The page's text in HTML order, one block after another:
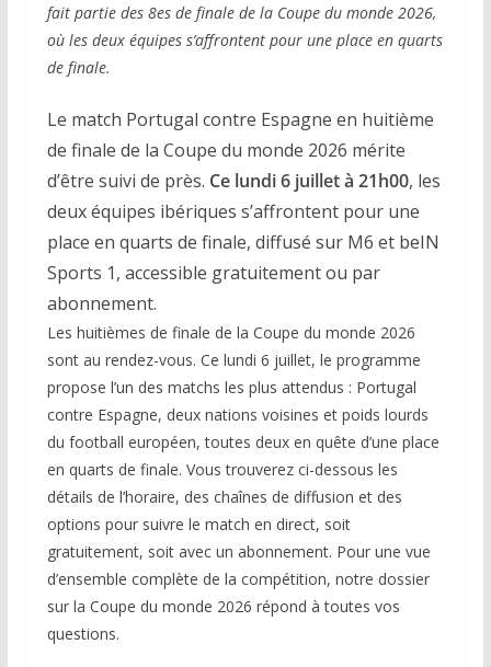
fait partie des 8es de finale de la Coupe du monde 2026,
où les deux équipes s’affrontent pour une place en quarts
de finale.
Le match Portugal contre Espagne en huitième
de finale de la Coupe du monde 2026 mérite
d’être suivi de près. Ce lundi 6 juillet à 21h00, les
deux équipes ibériques s’affrontent pour une
place en quarts de finale, diffusé sur M6 et beIN
Sports 1, accessible gratuitement ou par
abonnement.
Les huitièmes de finale de la Coupe du monde 2026
sont au rendez-vous. Ce lundi 6 juillet, le programme
propose l’un des matchs les plus attendus : Portugal
contre Espagne, deux nations voisines et poids lourds
du football européen, toutes deux en quête d’une place
en quarts de finale. Vous trouverez ci-dessous les
détails de l’horaire, des chaînes de diffusion et des
options pour suivre le match en direct, soit
gratuitement, soit avec un abonnement. Pour une vue
d’ensemble complète de la compétition, notre dossier
sur la Coupe du monde 2026 répond à toutes vos
questions.